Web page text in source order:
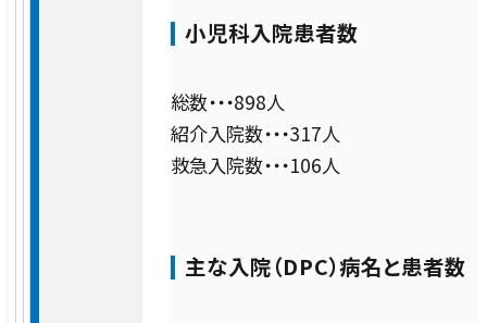
血液内科
臨床工学室
患者支援室
がん相談支援センター
病院長あいさつ
理念・基本方針
施設概要
入院申し込み手順
臨床研修
お問い合わせ
お知らせ
セミナー・イベント
日本語
小児科入院患者数
総数・・・898人
紹介入院数・・・317人
救急入院数・・・106人
主な入院（DPC）病名と患者数